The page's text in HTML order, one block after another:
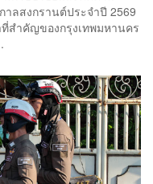
ลสงกรานต์ประจำปี 2569
สำคัญของกรุงเทพมหานคร